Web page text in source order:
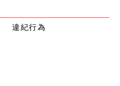
違紀行為